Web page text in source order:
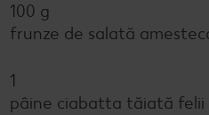
100 g
frunze de salată
1
pâine ciabatta tăiată felii